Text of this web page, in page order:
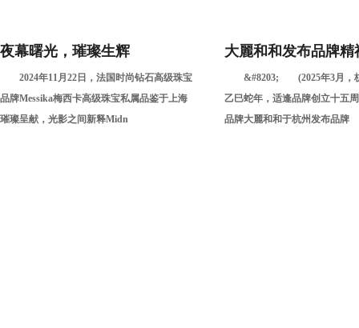
夜幕曙光，璀璨生辉
MESSIKA梅西卡于上海呈现
MIDNIGHT SUN高级珠宝系
2024年11月22日，法国时尚钻石高级珠宝
品牌Messika梅西卡高级珠宝私属品鉴于上海
璀璨呈献，光影之间新释Midn
大麗和和发布品牌精
蜻蜓之姿演绎东方
范式
&#8203; (2025年3月，杭
乙巳蛇年，适逢品牌创立十五
品牌大麗和和于杭州发布品牌